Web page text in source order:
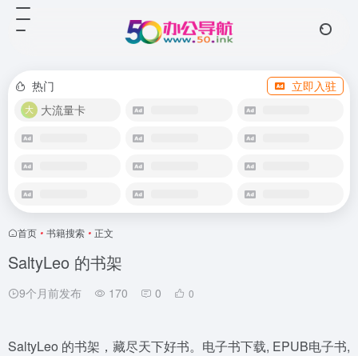
热门
立即入驻
大流量卡
首页 • 书籍搜索 • 正文
SaltyLeo 的书架
9个月前发布 170 0 0
SaltyLeo 的书架，藏尽天下好书。电子书下载, EPUB电子书,